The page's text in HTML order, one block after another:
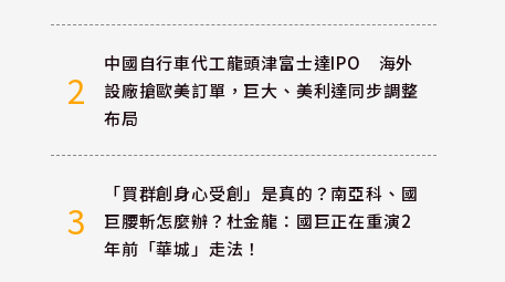
2
中國自行車代工龍頭津富士達IPO 海外
設廠搶歐美訂單，巨大、美利達同步調整
布局
3
「買群創身心受創」是真的？南亞科、國
巨腰斬怎麼辦？杜金龍：國巨正在重演2
年前「華城」走法！